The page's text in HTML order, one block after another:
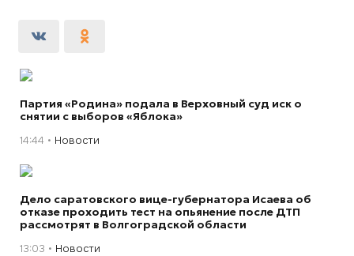
Партия «Родина» подала в Верховный суд иск о
снятии с выборов «Яблока»
14:44 Новости
Дело саратовского вице-губернатора Исаева об
отказе проходить тест на опьянение после ДТП
рассмотрят в Волгоградской области
13:03 Новости